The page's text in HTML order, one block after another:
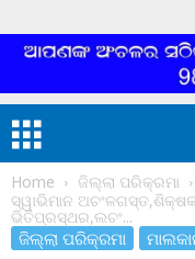
Home ଜିଲ୍ଲା ପରିକ୍ରମା
ସ୍ୱାଭିମାନ
ଭିତିପ୍ରସ୍ଥର,ଲଚଂ...
ଜିଲ୍ଲା ପରିକ୍ରମା